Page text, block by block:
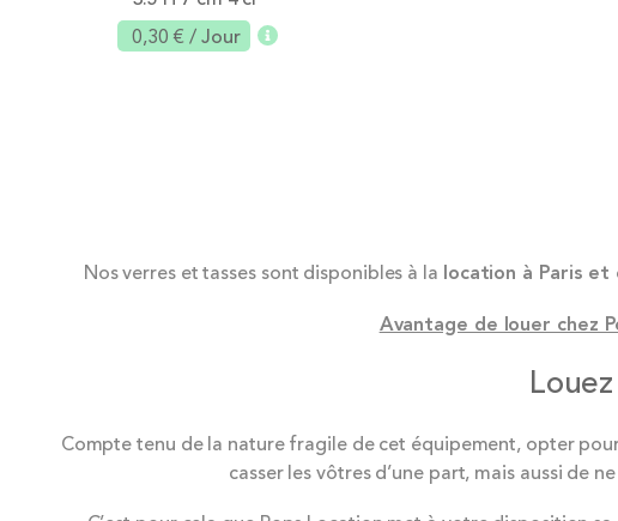
0,30 € / Jour
Nos verres et tasses sont disponibles à la location à Paris et
Avantage de louer chez
Compte tenu de la nature fragile de cet équipement, opter
casser les vôtres d’une part, mais aussi de